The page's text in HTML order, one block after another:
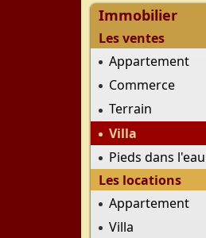
Immobilier
Les ventes
Appartement
Commerce
Terrain
Villa
Pieds dans l'eau
Les locations
Appartement
Villa